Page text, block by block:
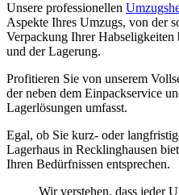
Unsere professionellen
Aspekte Ihres Umzugs, von der
Verpackung Ihrer Habseligkeiten
und der Lagerung.
Profitieren Sie von unserem
der neben dem Einpackservice
Lagerlösungen umfasst.
Egal, ob Sie kurz- oder
Lagerhaus in Recklinghausen
Ihren Bedürfnissen entsprechen.
Wir verstehen, dass jeder